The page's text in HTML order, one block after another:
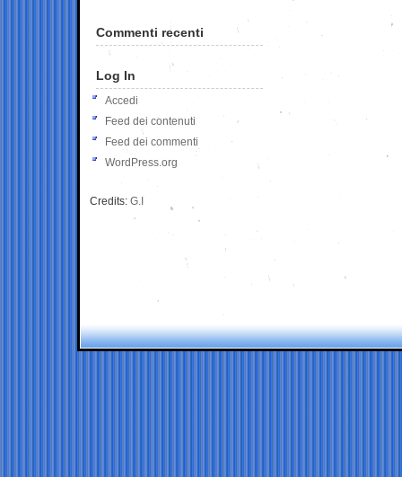
Commenti recenti
Log In
Accedi
Feed dei contenuti
Feed dei commenti
WordPress.org
Credits: G.I